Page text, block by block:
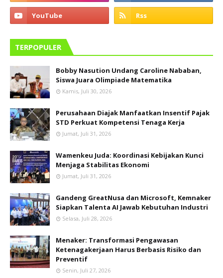
TERPOPULER
Bobby Nasution Undang Caroline Nababan,
Siswa Juara Olimpiade Matematika
Kamis, Juli 30, 2026
Perusahaan Diajak Manfaatkan Insentif Pajak
STD Perkuat Kompetensi Tenaga Kerja
Jumat, Juli 31, 2026
Wamenkeu Juda: Koordinasi Kebijakan Kunci
Menjaga Stabilitas Ekonomi
Jumat, Juli 31, 2026
Gandeng GreatNusa dan Microsoft, Kemnaker
Siapkan Talenta AI Jawab Kebutuhan Industri
Selasa, Juli 28, 2026
Menaker: Transformasi Pengawasan
Ketenagakerjaan Harus Berbasis Risiko dan
Preventif
Senin, Juli 27, 2026